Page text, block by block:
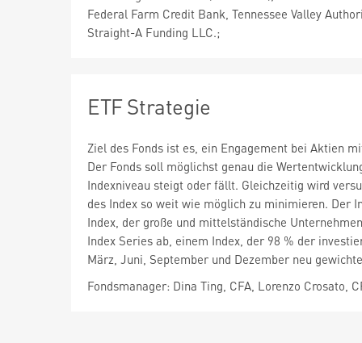
Federal Farm Credit Bank, Tennessee Valley
Straight-A Funding LLC.;
ETF Strategie
Ziel des Fonds ist es, ein Engagement bei Aktien
Der Fonds soll möglichst genau die
Indexniveau steigt oder fällt. Gleichzeitig wird
des Index so weit wie möglich zu minimieren. Der
Index, der große und mittelständische
Index Series ab, einem Index, der 98 % der
März, Juni, September und Dezember neu
Fondsmanager: Dina Ting, CFA, Lorenzo Crosato,